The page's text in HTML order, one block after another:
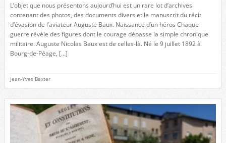
L’objet que nous présentons aujourd’hui est un rare lot d’archives
contenant des photos, des documents divers et le manuscrit du récit
d’évasion de l’aviateur Auguste Baux. Naissance d’un héros Chaque
guerre révèle des figures dont le courage dépasse la simple chronique
militaire. Auguste Nicolas Baux est de celles-là. Né le 9 juillet 1892 à
Bourg-de-Péage, […]
Jean-Yves Baxter